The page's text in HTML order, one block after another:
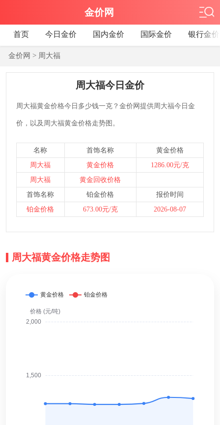
金价网
首页 今日金价 国内金价 国际金价 银行金价
金价网 > 周大福
周大福今日金价
周大福黄金价格今日多少钱一克？金价网提供周大福今日金
价，以及周大福黄金价格走势图。
名称 首饰名称
黄金价格
周大福
黄金价格
1286.00元/克
周大福
黄金回收价格
首饰名称
铂金价格
报价时间
铂金价格
673.00元/克 2026-08-07
周大福黄金价格走势图